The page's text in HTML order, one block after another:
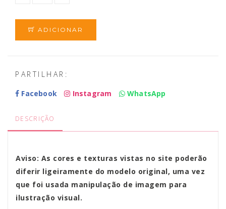
ADICIONAR
PARTILHAR:
Facebook
Instagram WhatsApp
DESCRIÇÃO
Aviso: As cores e texturas vistas no site poderão
diferir ligeiramente do modelo original, uma vez
que foi usada manipulação de imagem para
ilustração visual.